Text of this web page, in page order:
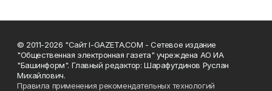
© 2011-2026 "Сайт I-GAZETA.COM - Сетевое издание
"Общественная электронная газета" учреждена АО ИА
"Башинформ". Главный редактор: Шарафутдинов Руслан
Михайлович.
Правила применения рекомендательных технологий